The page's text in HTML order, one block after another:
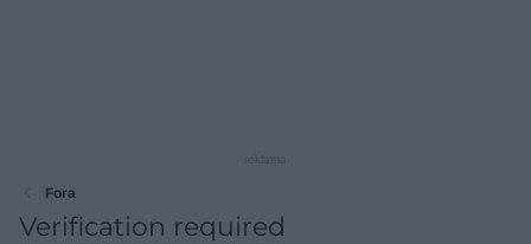
Fora
Verification required